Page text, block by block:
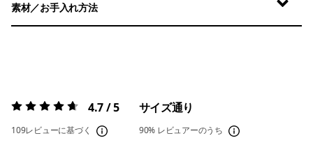
素材／お手入れ方法
評価:4.7 / 5 4.7 / 5
109レビューに基づく
サイズ通り
90% レビュアーのうち